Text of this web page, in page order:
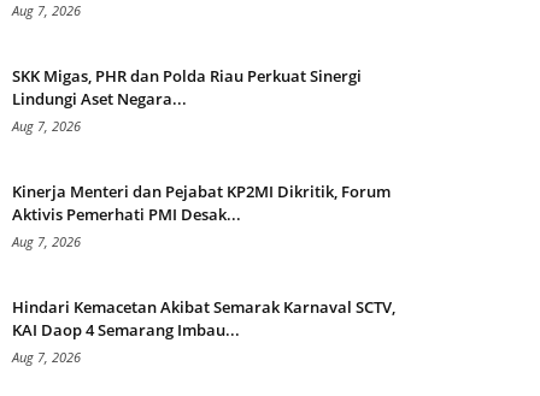
Aug 7, 2026
SKK Migas, PHR dan Polda Riau Perkuat Sinergi
Lindungi Aset Negara...
Aug 7, 2026
Kinerja Menteri dan Pejabat KP2MI Dikritik, Forum
Aktivis Pemerhati PMI Desak...
Aug 7, 2026
Hindari Kemacetan Akibat Semarak Karnaval SCTV,
KAI Daop 4 Semarang Imbau...
Aug 7, 2026